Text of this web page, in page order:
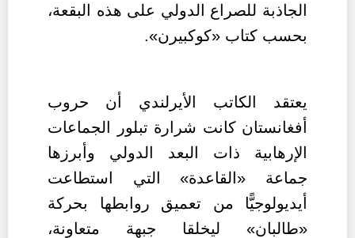
الجاذبة للصراع الدولي على هذه البقعة،
بحسب كتاب «كوكبيرن».
يعتقد الكاتب الأيرلندي أن حروب
أفغانستان كانت شرارة تبلور الجماعات
الإرهابية ذات البعد الدولي وأبرزها
جماعة «القاعدة» التي استطاعت
أيديولوجيًّا من تعميق روابطها بحركة
«طالبان» ليخلقا جبهة متعاونة،